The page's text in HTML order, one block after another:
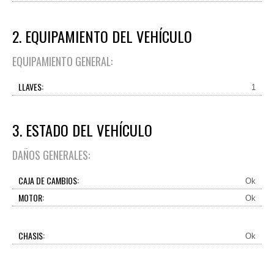
2. EQUIPAMIENTO DEL VEHÍCULO
EQUIPAMIENTO GENERAL:
LLAVES: 1
3. ESTADO DEL VEHÍCULO
DAÑOS GENERALES:
CAJA DE CAMBIOS: Ok
MOTOR: Ok
CHASIS: Ok